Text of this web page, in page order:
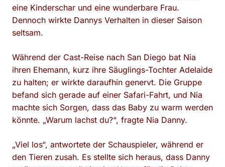
eine Kinderschar und eine wunderbare Frau.
Dennoch wirkte Dannys Verhalten in dieser Saison
seltsam.
Während der Cast-Reise nach San Diego bat Nia
ihren Ehemann, kurz ihre Säuglings-Tochter Adelaide
zu halten; er wirkte daraufhin genervt. Die Gruppe
befand sich gerade auf einer Safari-Fahrt, und Nia
machte sich Sorgen, dass das Baby zu warm werden
könnte. „Warum lachst du?“, fragte Nia Danny.
„Viel los“, antwortete der Schauspieler, während er
den Tieren zusah. Es stellte sich heraus, dass Danny